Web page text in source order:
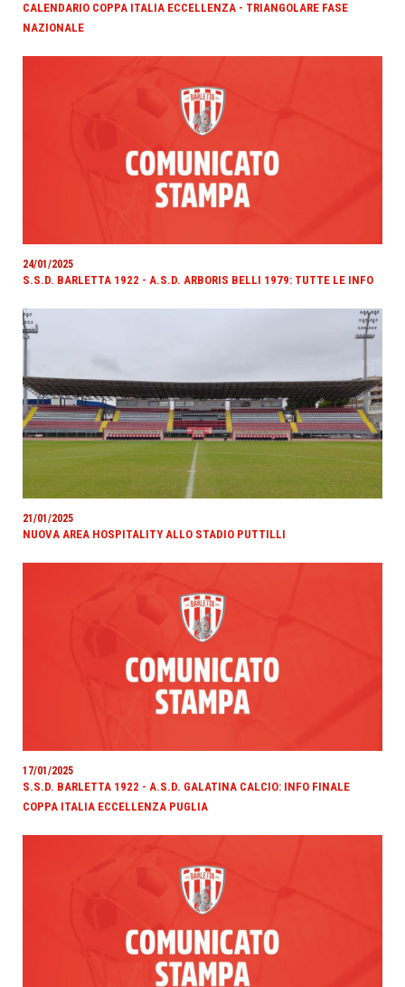
CALENDARIO COPPA ITALIA ECCELLENZA - TRIANGOLARE FASE
NAZIONALE
24/01/2025
S.S.D. BARLETTA 1922 - A.S.D. ARBORIS BELLI 1979: TUTTE LE INFO
21/01/2025
NUOVA AREA HOSPITALITY ALLO STADIO PUTTILLI
17/01/2025
S.S.D. BARLETTA 1922 - A.S.D. GALATINA CALCIO: INFO FINALE
COPPA ITALIA ECCELLENZA PUGLIA